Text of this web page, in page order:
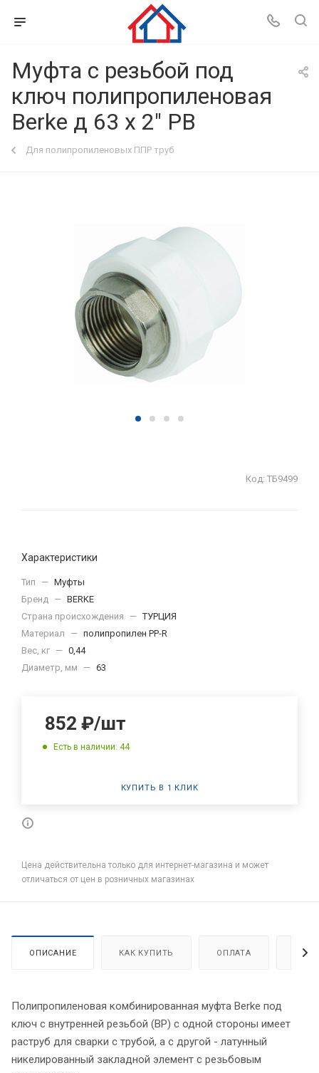
Муфта с резьбой под
ключ полипропиленовая
Berke д 63 х 2" РВ
Для полипропиленовых ППР труб
Код: ТБ9499
Характеристики
Тип — Муфты
Бренд — BERKE
Страна происхождения
— ТУРЦИЯ
Материал
— полипропилен PP-R
Вес, кг — 0,44
Диаметр, мм
— 63
852 ₽/шт
Есть в наличии: 44
КУПИТЬ В 1 КЛИК
Цена действительна только для интернет-магазина и может
отличаться от цен в розничных магазинах
ОПИСАНИЕ КАК КУПИТЬ ОПЛАТА
Полипропиленовая комбинированная муфта Berke под
ключ с внутренней резьбой (ВР) с одной стороны имеет
раструб для сварки с трубой, а с другой - латунный
никелированный закладной элемент с резьбовым